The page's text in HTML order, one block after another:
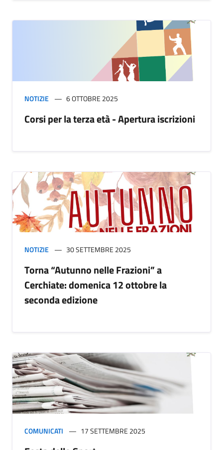
NOTIZIE 6 OTTOBRE 2025
Corsi per la terza età - Apertura iscrizioni
NOTIZIE 30 SETTEMBRE 2025
Torna “Autunno nelle Frazioni” a
Cerchiate: domenica 12 ottobre la
seconda edizione
COMUNICATI 17 SETTEMBRE 2025